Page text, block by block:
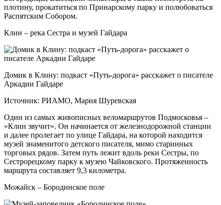
плотину, прокатиться по Принарскому парку и полюбоваться
Распятским Собором.
Клин – река Сестра и музей Гайдара
Домик в Клину: подкаст «Путь-дорога» расскажет о писателе
Аркадии Гайдаре
Источник: РИАМО, Мария Шуревская
Один из самых живописных веломаршрутов Подмосковья –
«Клин звучит». Он начинается от железнодорожной станции
и далее пролегает по улице Гайдара, на которой находится
музей знаменитого детского писателя, мимо старинных
торговых рядов. Затем путь лежит вдоль реки Сестры, по
Сестрорецкому парку к музею Чайковского. Протяженность
маршрута составляет 9,3 километра.
Можайск – Бородинское поле